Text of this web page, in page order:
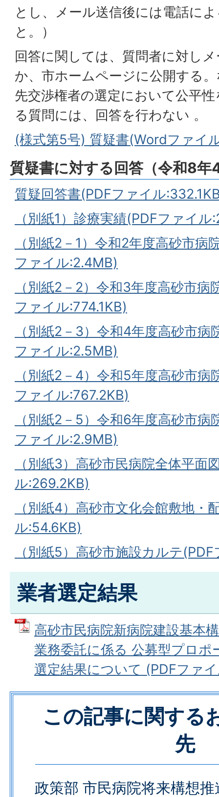
とし、メール送信後には電話に
と。）
回答に関しては、質問者に対し
か、市ホームページに公開する
先交渉権者の選定において公平
る質問には、回答を行わない 。
(様式第5号) 質疑書(Wordファイ
質疑書に対する回答（令和8年
質疑回答書(PDFファイル
（別紙1）診療実績(PDFファイ
（別紙2－1）令和2年度高砂市病
ファイル:2.4MB)
（別紙2－2）令和3年度高砂市病
ファイル:774.1KB)
（別紙2－3）令和4年度高砂市
ファイル:2.5MB)
（別紙2－4）令和5年度高砂市
ファイル:767.2KB)
（別紙2－5）令和6年度高砂市
ファイル:2.9MB)
（別紙3）高砂市民病院全体平面
ル:269.2KB)
（別紙4）高砂市文化会館敷地・
ル:54.6KB)
（別紙5）高砂市施設カルテ
業者選定結果
高砂市民病院新病院建設基本
業務委託に係る 公募型プロポ
選定結果について (PDFファ
この記事に関する
先
政策部 市民病院将来構想推